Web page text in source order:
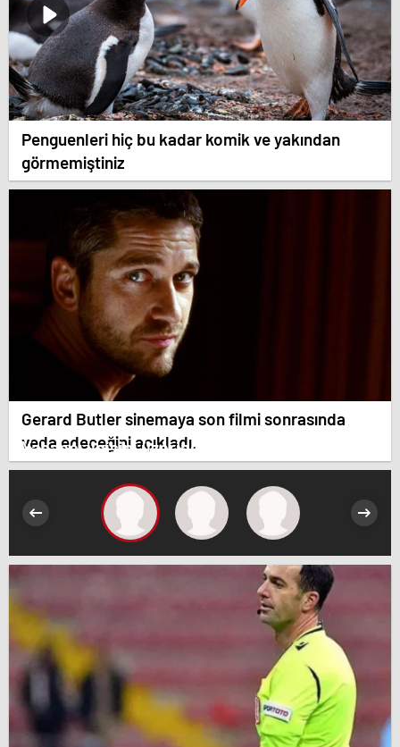
Penguenleri hiç bu kadar komik ve yakından
görmemiştiniz
Gerard Butler sinemaya son filmi sonrasında
veda edeceğini açıkladı.
Yabancı ilgisini üzerine çeken yerli hisseler